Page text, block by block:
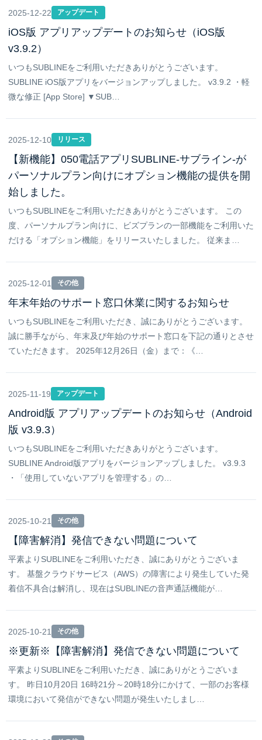
2025-12-22 アップデート
iOS版 アプリアップデートのお知らせ（iOS版
v3.9.2）
いつもSUBLINEをご利用いただきありがとうございます。
SUBLINE iOS版アプリをバージョンアップしました。 v3.9.2 ・軽
微な修正 [App Store] ▼SUB…
2025-12-10 リリース
【新機能】050電話アプリSUBLINE-サブライン-が
パーソナルプラン向けにオプション機能の提供を開
始しました。
いつもSUBLINEをご利用いただきありがとうございます。 この
度、パーソナルプラン向けに、ビズプランの一部機能をご利用いた
だける「オプション機能」をリリースいたしました。 従来ま…
2025-12-01 その他
年末年始のサポート窓口休業に関するお知らせ
いつもSUBLINEをご利用いただき、誠にありがとうございます。
誠に勝手ながら、年末及び年始のサポート窓口を下記の通りとさせ
ていただきます。 2025年12月26日（金）まで：《…
2025-11-19 アップデート
Android版 アプリアップデートのお知らせ（Android
版 v3.9.3）
いつもSUBLINEをご利用いただきありがとうございます。
SUBLINE Android版アプリをバージョンアップしました。 v3.9.3
・「使用していないアプリを管理する」の…
2025-10-21 その他
【障害解消】発信できない問題について
平素よりSUBLINEをご利用いただき、誠にありがとうございま
す。 基盤クラウドサービス（AWS）の障害により発生していた発
着信不具合は解消し、現在はSUBLINEの音声通話機能が…
2025-10-21 その他
※更新※【障害解消】発信できない問題について
平素よりSUBLINEをご利用いただき、誠にありがとうございま
す。 昨日10月20日 16時21分～20時18分にかけて、一部のお客様
環境において発信ができない問題が発生いたしまし…